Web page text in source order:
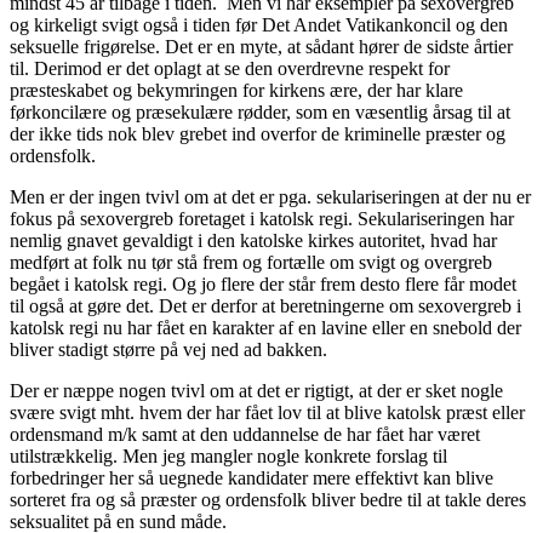
og kirkeligt svigt også i tiden før Det Andet Vatikankoncil og den
seksuelle frigørelse. Det er en myte, at sådant hører de sidste årtier
til. Derimod er det oplagt at se den overdrevne respekt for
præsteskabet og bekymringen for kirkens ære, der har klare
førkoncilære og præsekulære rødder, som en væsentlig årsag til at
der ikke tids nok blev grebet ind overfor de kriminelle præster og
ordensfolk.
Men er der ingen tvivl om at det er pga. sekulariseringen at der nu er
fokus på sexovergreb foretaget i katolsk regi. Sekulariseringen har
nemlig gnavet gevaldigt i den katolske kirkes autoritet, hvad har
medført at folk nu tør stå frem og fortælle om svigt og overgreb
begået i katolsk regi. Og jo flere der står frem desto flere får modet
til også at gøre det. Det er derfor at beretningerne om sexovergreb i
katolsk regi nu har fået en karakter af en lavine eller en snebold der
bliver stadigt større på vej ned ad bakken.
Der er næppe nogen tvivl om at det er rigtigt, at der er sket nogle
svære svigt mht. hvem der har fået lov til at blive katolsk præst eller
ordensmand m/k samt at den uddannelse de har fået har været
utilstrækkelig. Men jeg mangler nogle konkrete forslag til
forbedringer her så uegnede kandidater mere effektivt kan blive
sorteret fra og så præster og ordensfolk bliver bedre til at takle deres
seksualitet på en sund måde.